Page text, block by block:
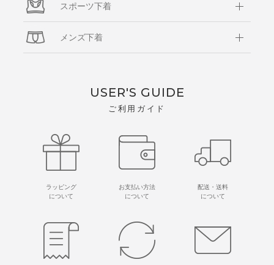
スポーツ下着
メンズ下着
USER'S GUIDE
ご利用ガイド
ラッピング
について
お支払い方法
について
配送・送料
について